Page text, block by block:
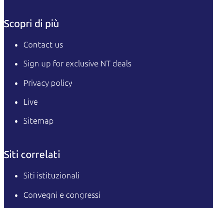
Scopri di più
Contact us
Sign up for exclusive NT deals
Privacy policy
Live
Sitemap
Siti correlati
Siti istituzionali
Convegni e congressi